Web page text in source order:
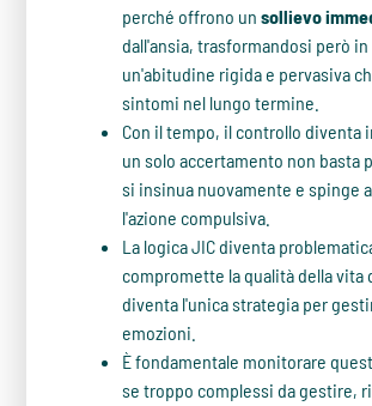
perché offrono unsollievo
dall'ansia, trasformandosi però in
un'abitudine rigida e pervasiva
sintomi nel lungo termine.
Con il tempo, il controllo diventa
un solo accertamento non basta
si insinua nuovamente e spinge
l'azione compulsiva.
La logica JIC diventa
compromette la qualità della vita
diventa l'unica strategia per
emozioni.
È fondamentale monitorare
se troppo complessi da gestire,